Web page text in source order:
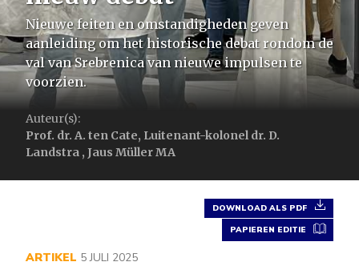
Nieuwe feiten en omstandigheden geven
aanleiding om het historische debat rondom de
val van Srebrenica van nieuwe impulsen te
voorzien.
Auteur(s):
Prof. dr. A. ten Cate, Luitenant-kolonel dr. D.
Landstra , Jaus Müller MA
DOWNLOAD ALS PDF
PAPIEREN EDITIE
ARTIKEL 5 JULI 2025